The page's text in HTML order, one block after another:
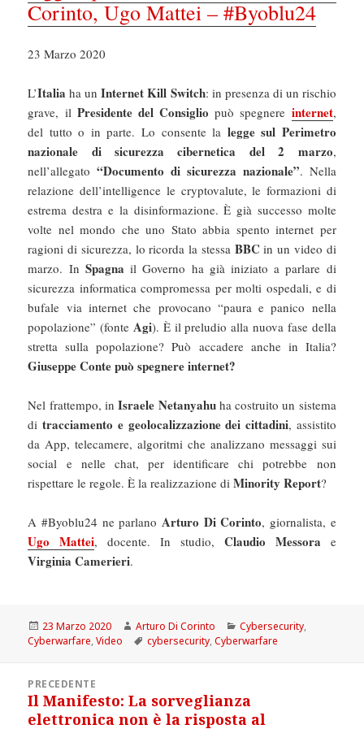
Corinto, Ugo Mattei – #Byoblu24
23 Marzo 2020
L’Italia ha unInternet Kill Switch: in presenza di un rischio
grave, il Presidente del Consiglio può spegnere internet,
del tutto o in parte. Lo consente la legge sul Perimetro
nazionale di sicurezza cibernetica del 2 marzo,
nell’allegato“Documento di sicurezza nazionale”. Nella
relazione dell’intelligence le cryptovalute, le formazioni di
estrema destra e la disinformazione. È già successo molte
volte nel mondo che uno Stato abbia spento internet per
ragioni di sicurezza, lo ricorda la stessa BBC in un video di
marzo. In Spagna il Governo ha già iniziato a parlare di
sicurezza informatica compromessa per molti ospedali, e di
bufale via internet che provocano “paura e panico nella
popolazione” (fonteAgi). È il preludio alla nuova fase della
stretta sulla popolazione? Può accadere anche in Italia?
Giuseppe Conte può spegnere internet?
Nel frattempo, inIsraele Netanyahuha costruito un sistema
ditracciamento e geolocalizzazione dei cittadini, assistito
da App, telecamere, algoritmi che analizzano messaggi sui
social e nelle chat, per identificare chi potrebbe non
rispettare le regole. È la realizzazione diMinority Report?
A #Byoblu24 ne parlano Arturo Di Corinto, giornalista, e
Ugo Mattei, docente. In studio, Claudio Messora e
Virginia Camerieri.
Scritto
il
23 Marzo 2020 Autore
Arturo Di Corinto Categorie
Cybersecurity,
Cyberwarfare,Video Tag
cybersecurity,Cyberwarfare
articoliPRECEDENTE
Articolo
precedente:
Il Manifesto: La sorveglianza
elettronica non è la risposta al